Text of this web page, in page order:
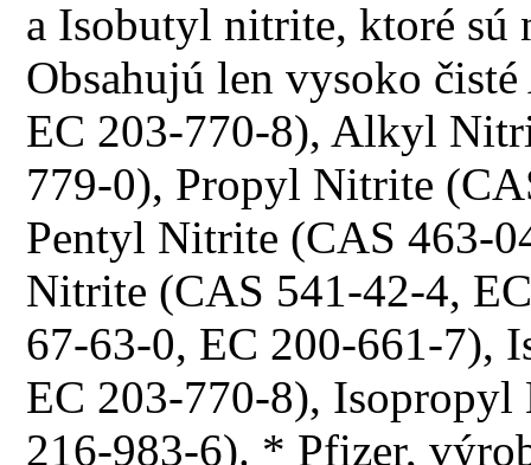
a Isobutyl nitrite, ktoré sú
Obsahujú len vysoko
EC 203-770-8), Alkyl
779-0), Propyl Nitrite
Pentyl Nitrite (CAS 463-
Nitrite (CAS 541-42-4,
67-63-0, EC 200-661-7),
EC 203-770-8),
216-983-6). * Pfizer,